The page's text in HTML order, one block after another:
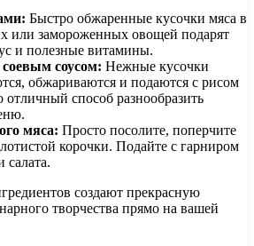
Быстро обжаренные кусочки мяса в
или замороженных овощей подарят
и полезные витамины.
соусом: Нежные кусочки
обжариваются и подаются с рисом
способ разнообразить
мяса: Просто посолите, поперчите
корочки. Подайте с гарниром
салата.
создают прекрасную
творчества прямо на вашей